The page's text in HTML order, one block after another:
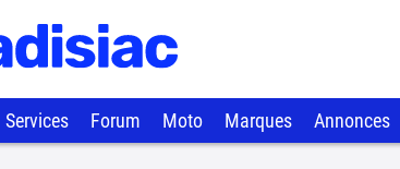
Services Forum Moto Marques Annonces